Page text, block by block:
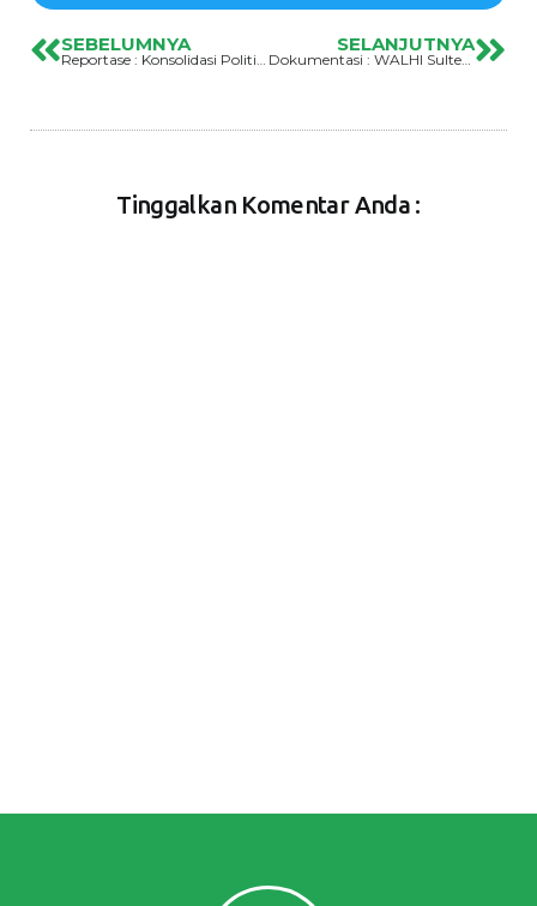
SEBELUMNYA SELANJUTNYA
Dokumentasi : WALHI Sulteng Salurkan Perlengkapan Sekolah Bagi Siswa-Siswi Di Desa Rano
Tinggalkan Komentar Anda :